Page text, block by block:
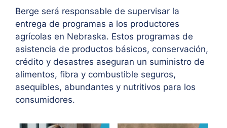
Berge será responsable de supervisar la
entrega de programas a los productores
agrícolas en Nebraska. Estos programas de
asistencia de productos básicos, conservación,
crédito y desastres aseguran un suministro de
alimentos, fibra y combustible seguros,
asequibles, abundantes y nutritivos para los
consumidores.